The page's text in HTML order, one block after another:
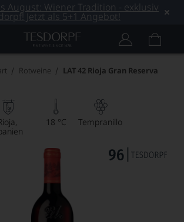
August: Wiener Tradition - exklusiv
Jetzt als 5+1 Angebot!
Rotweine LAT 42 Rioja Gran Reserva
18 °C Tempranillo